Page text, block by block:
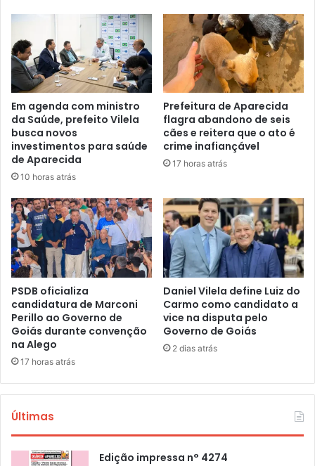
Em agenda com ministro
da Saúde, prefeito Vilela
busca novos
investimentos para saúde
de Aparecida
10 horas atrás
Prefeitura de Aparecida
flagra abandono de seis
cães e reitera que o ato é
crime inafiançável
17 horas atrás
PSDB oficializa
candidatura de Marconi
Perillo ao Governo de
Goiás durante convenção
na Alego
17 horas atrás
Daniel Vilela define Luiz do
Carmo como candidato a
vice na disputa pelo
Governo de Goiás
2 dias atrás
Últimas
Edição impressa n° 4274